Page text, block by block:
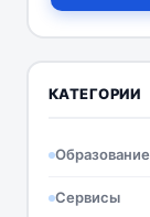
КАТЕГОРИИ
Образование
Сервисы